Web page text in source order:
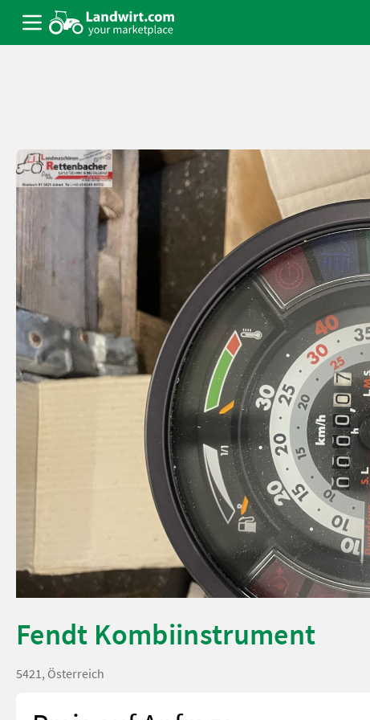
Fendt Kombiinstrument
5421, Österreich